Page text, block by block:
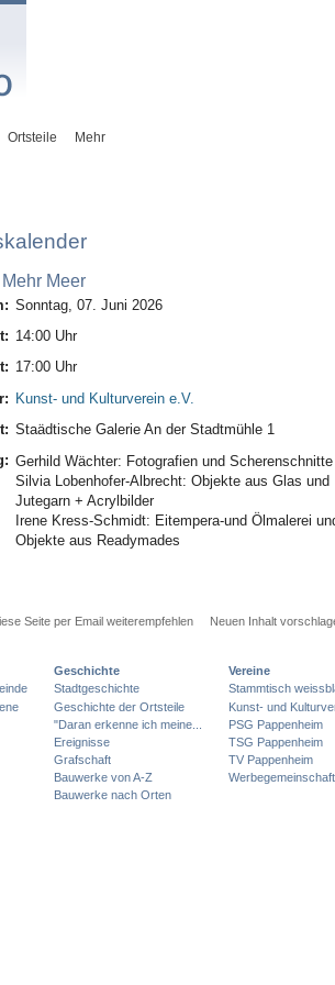
Ortsteile Mehr
Meer
Sonntag, 07. Juni 2026
14:00 Uhr
17:00 Uhr
Kunst- und Kulturverein e.V.
Staädtische Galerie An der Stadtmühle 1
Gerhild Wächter: Fotografien und Scherenschnitte
Silvia Lobenhofer-Albrecht: Objekte aus Glas und
Jutegarn + Acrylbilder
Irene Kress-Schmidt: Eitempera-und Ölmalerei
Objekte aus Readymades
Seite per Email weiterempfehlen Neuen Inhalt
Geschichte
Stadtgeschichte
Geschichte der Ortsteile
"Daran erkenne ich meine...
Ereignisse
Grafschaft
Bauwerke von A-Z
Bauwerke nach Orten
Vereine
Stammtisch
Kunst- und
PSG Pappenheim
TSG Pappenheim
TV Pappenheim
Werbegemeinschaft